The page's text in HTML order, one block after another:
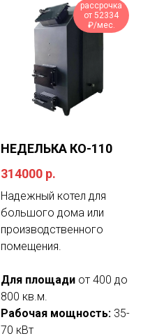
рассрочка
от 52334
₽/мес.
НЕДЕЛЬКА КО-110
314000 р.
Надежный котел для
большого дома или
производственного
помещения.
Для площади от 400 до
800 кв.м.
Рабочая мощность: 35-
70 кВт